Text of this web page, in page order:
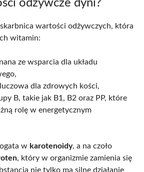
odżywcze dyni?
wartości odżywczych, która
witamin:
ze wsparcia dla układu
dla zdrowych kości,
B, takie jak B1, B2 oraz PP, które
rolę w energetycznym
w karotenoidy, a na czoło
, który w organizmie zamienia się
nie tylko ma silne działanie